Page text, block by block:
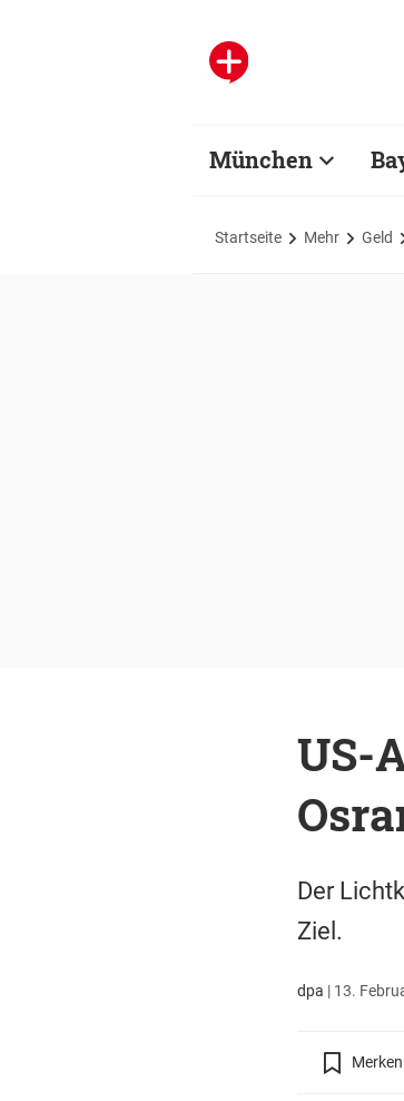
München
Startseite Mehr Geld
US-
Der
Ziel.
dpa | 13.
Merken